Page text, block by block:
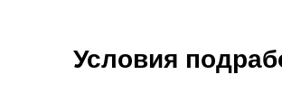
Условия